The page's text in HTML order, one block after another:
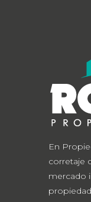
En
corretaje
mercado